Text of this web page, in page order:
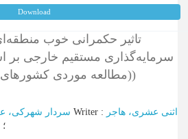
Download
تاثیر حکمرانی خوب
سرمایه‌گذاری مستقیم خارجی
(مطالعه موردی کشورهای منتخب در حال توسعه)
سردار شهرکی، Writer : اثنی عشری، هاجر
؛